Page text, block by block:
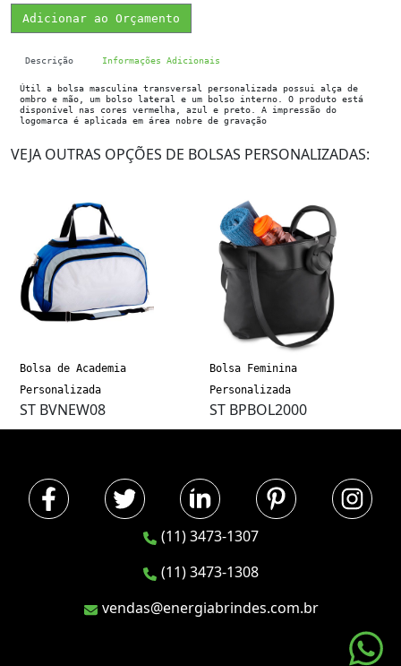
Adicionar ao Orçamento
Descrição Informações Adicionais
Útil a bolsa masculina transversal personalizada possui alça de
ombro e mão, um bolso lateral e um bolso interno. O produto está
disponível nas cores vermelha, azul e preto. A impressão do
logomarca é aplicada em área nobre de gravação
VEJA OUTRAS OPÇÕES DE BOLSAS PERSONALIZADAS:
Bolsa de Academia
Personalizada
ST BVNEW08
Bolsa Feminina
Personalizada
ST BPBOL2000
(11) 3473-1307
(11) 3473-1308
vendas@energiabrindes.com.br